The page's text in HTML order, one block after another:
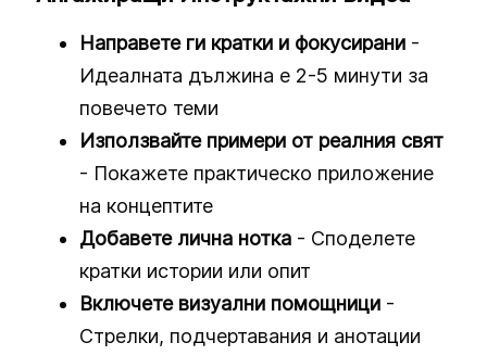
Направете ги кратки и фокусирани -
Идеалната дължина е 2-5 минути за
повечето теми
Използвайте примери от реалния свят
- Покажете практическо приложение
на концептите
Добавете лична нотка - Споделете
кратки истории или опит
Включете визуални помощници -
Стрелки, подчертавания и анотации